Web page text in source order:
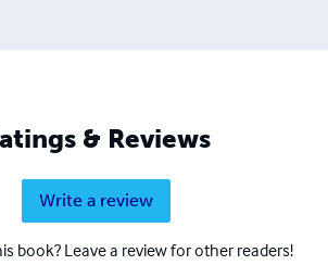
& Reviews
Write a review
book? Leave a review for other readers!